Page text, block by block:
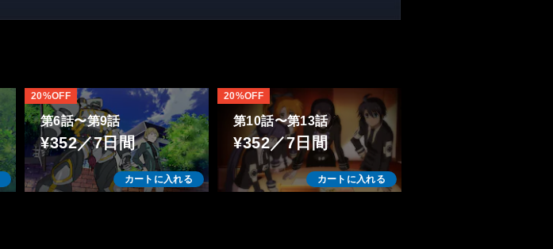
第6話〜第9話
¥352／7日間
カートに入れる
20%OFF
第10話〜第13話
¥352／7日間
カートに入れる
20%OFF